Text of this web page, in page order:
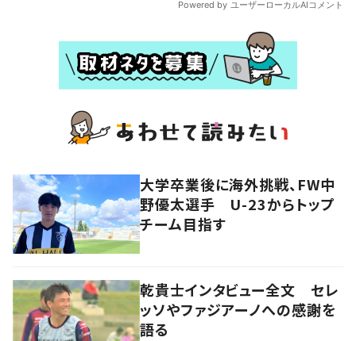
大学卒業後に海外挑戦、FW中
野優太選手 U-23からトップ
チーム目指す
乾貴士インタビュー全文 セレ
ッソやファジアーノへの感謝を
語る